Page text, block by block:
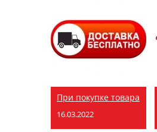
При покупке товара
16.03.2022